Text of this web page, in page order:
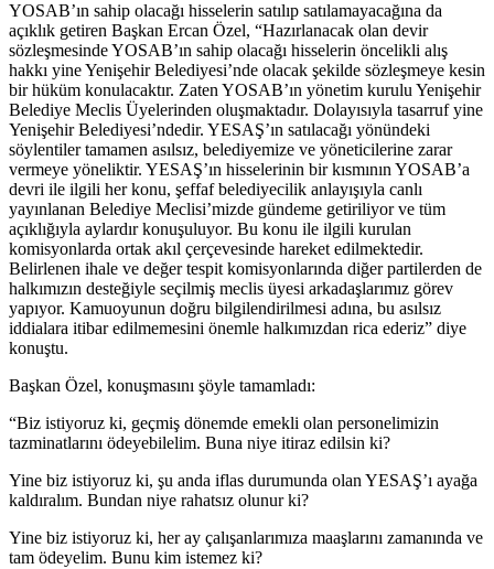
YOSAB’ın sahip olacağı hisselerin satılıp satılamayacağına da
açıklık getiren Başkan Ercan Özel, “Hazırlanacak olan devir
sözleşmesinde YOSAB’ın sahip olacağı hisselerin öncelikli alış
hakkı yine Yenişehir Belediyesi’nde olacak şekilde sözleşmeye kesin
bir hüküm konulacaktır. Zaten YOSAB’ın yönetim kurulu Yenişehir
Belediye Meclis Üyelerinden oluşmaktadır. Dolayısıyla tasarruf yine
Yenişehir Belediyesi’ndedir. YESAŞ’ın satılacağı yönündeki
söylentiler tamamen asılsız, belediyemize ve yöneticilerine zarar
vermeye yöneliktir. YESAŞ’ın hisselerinin bir kısmının YOSAB’a
devri ile ilgili her konu, şeffaf belediyecilik anlayışıyla canlı
yayınlanan Belediye Meclisi’mizde gündeme getiriliyor ve tüm
açıklığıyla aylardır konuşuluyor. Bu konu ile ilgili kurulan
komisyonlarda ortak akıl çerçevesinde hareket edilmektedir.
Belirlenen ihale ve değer tespit komisyonlarında diğer partilerden de
halkımızın desteğiyle seçilmiş meclis üyesi arkadaşlarımız görev
yapıyor. Kamuoyunun doğru bilgilendirilmesi adına, bu asılsız
iddialara itibar edilmemesini önemle halkımızdan rica ederiz” diye
konuştu.
Başkan Özel, konuşmasını şöyle tamamladı:
“Biz istiyoruz ki, geçmiş dönemde emekli olan personelimizin
tazminatlarını ödeyebilelim. Buna niye itiraz edilsin ki?
Yine biz istiyoruz ki, şu anda iflas durumunda olan YESAŞ’ı ayağa
kaldıralım. Bundan niye rahatsız olunur ki?
Yine biz istiyoruz ki, her ay çalışanlarımıza maaşlarını zamanında ve
tam ödeyelim. Bunu kim istemez ki?